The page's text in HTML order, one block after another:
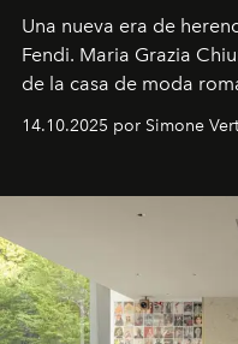
Una nueva era de
Fendi. Maria Grazia
de la casa de moda
14.10.2025 por Simone